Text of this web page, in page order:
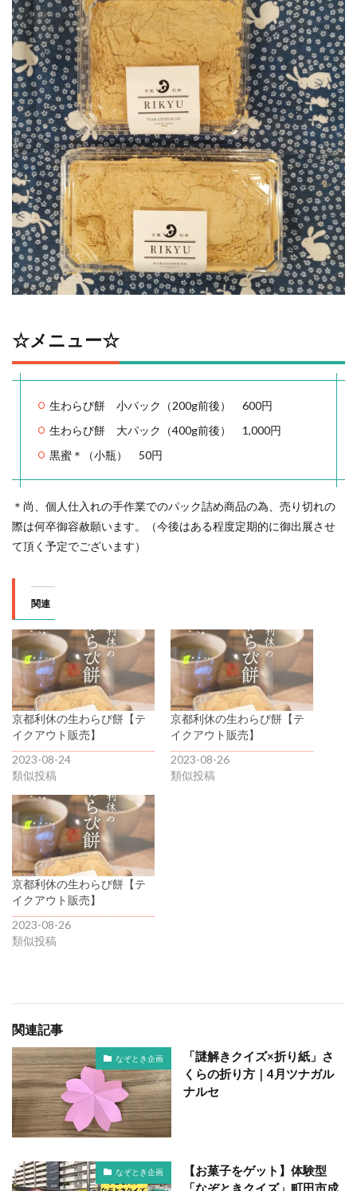
☆メニュー☆
生わらび餅 小パック（200g前後） 600円
生わらび餅 大パック（400g前後） 1,000円
黒蜜＊（小瓶） 50円
＊尚、個人仕入れの手作業でのパック詰め商品の為、売り切れの
際は何卒御容赦願います。（今後はある程度定期的に御出展させ
て頂く予定でございます）
関連
京都利休の生わらび餅【テ
イクアウト販売】
2023-08-24
類似投稿
京都利休の生わらび餅【テ
イクアウト販売】
2023-08-26
類似投稿
京都利休の生わらび餅【テ
イクアウト販売】
2023-08-26
類似投稿
関連記事
なぞとき企画
「謎解きクイズ×折り紙」さ
くらの折り方｜4月ツナガル
ナルセ
なぞとき企画
【お菓子をゲット】体験型
「なぞときクイズ」町田市成